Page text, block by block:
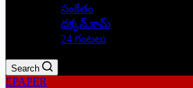
సంకేతం
దక్కన్.కామ్
24 గంటలు
Search
EPAPER